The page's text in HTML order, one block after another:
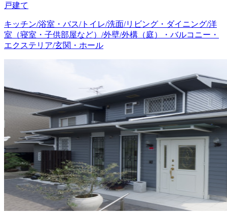
戸建て
キッチン/浴室・バス/トイレ/洗面/リビング・ダイニング/洋
室（寝室・子供部屋など）/外壁/外構（庭）・バルコニー・
エクステリア/玄関・ホール